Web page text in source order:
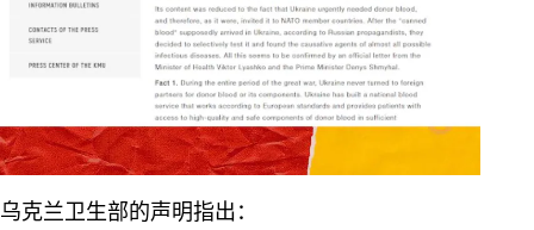
乌克兰卫生部的声明指出：